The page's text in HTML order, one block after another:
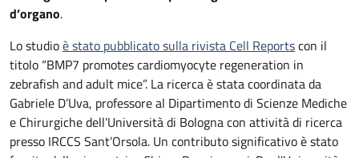
d’organo.
Lo studioè stato pubblicato sulla rivista Cell Reportscon il
titolo “BMP7 promotes cardiomyocyte regeneration in
zebrafish and adult mice”. La ricerca è stata coordinata da
Gabriele D’Uva, professore al Dipartimento di Scienze Mediche
e Chirurgiche dell’Università di Bologna con attività di ricerca
presso IRCCS Sant’Orsola. Un contributo significativo è stato